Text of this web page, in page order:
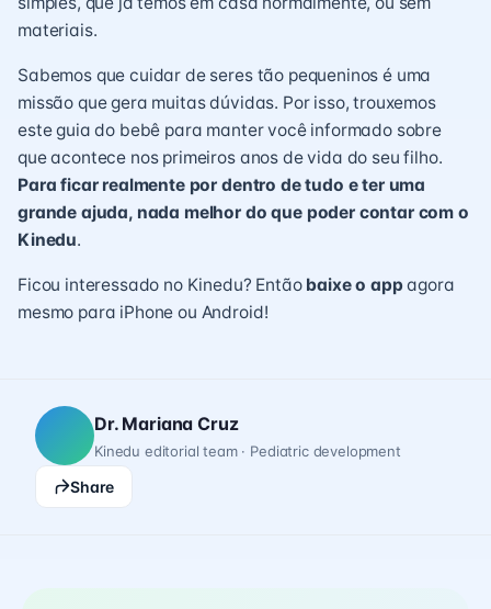
materiais.
Sabemos que cuidar de seres tão pequeninos é uma
missão que gera muitas dúvidas. Por isso, trouxemos
este guia do bebê para manter você informado sobre
que acontece nos primeiros anos de vida do seu filho.
Para ficar realmente por dentro de tudo e ter uma
grande ajuda, nada melhor do que poder contar com o
Kinedu.
Ficou interessado no Kinedu? Então baixe o appagora
mesmo para iPhone ou Android!
Dr. Mariana Cruz
Kinedu editorial team · Pediatric development
Share